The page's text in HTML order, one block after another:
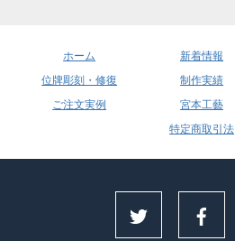
ホーム 新着情報
位牌彫刻・修復
制作実績
ご注文実例
宮本工藝
特定商取引法